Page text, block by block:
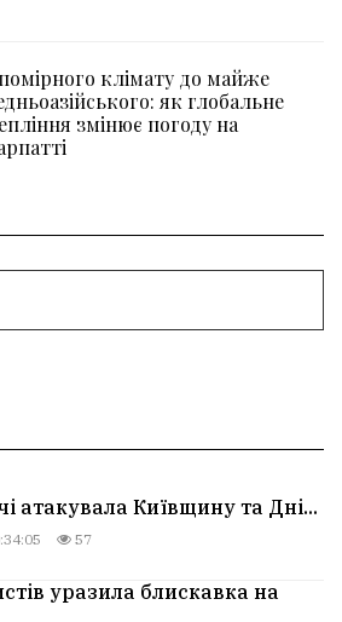
клімату до майже
як глобальне
змінює погоду на
атакувала Київщину та Дні...
57
уразила блискавка на